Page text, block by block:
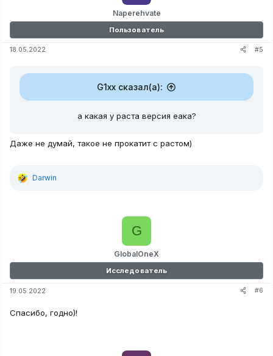
Naperehvate
Пользователь
18.05.2022 #5
G1xx сказал(а):
а какая у раста версия еака?
Даже не думай, такое не прокатит с растом)
Р
Darwin
GlobalOneX
G
Исследователь
19.05.2022 #6
Спасибо, годно)!